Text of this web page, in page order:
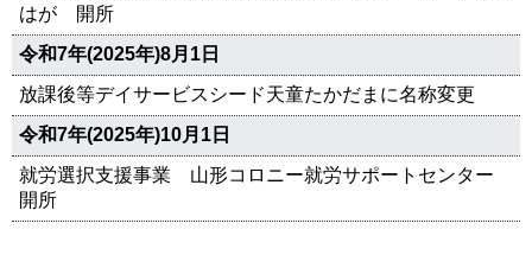
はが 開所
令和7年(2025年)8月1日
放課後等デイサービスシード天童たかだまに名称変更
令和7年(2025年)10月1日
就労選択支援事業 山形コロニー就労サポートセンター
開所